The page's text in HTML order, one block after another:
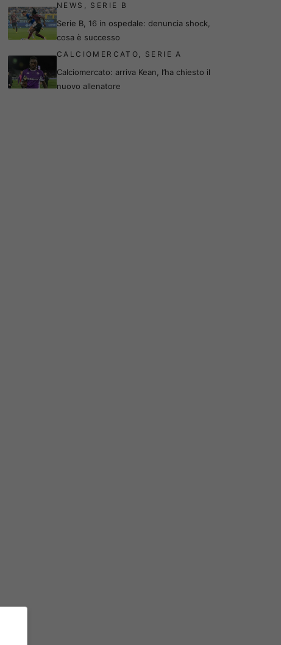
NEWS , SERIE B
Serie B, 16 in ospedale: denuncia shock,
cosa è successo
CALCIOMERCATO, SERIE A
Calciomercato: arriva Kean, l’ha chiesto il
nuovo allenatore